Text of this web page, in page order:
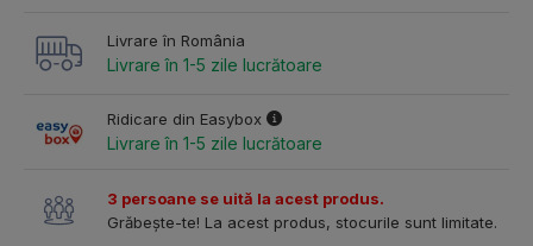
Livrare în România
Livrare în 1-5 zile lucrătoare
Ridicare din Easybox
Livrare în 1-5 zile lucrătoare
3 persoane se uită la acest produs.
Grăbește-te! La acest produs, stocurile sunt limitate.